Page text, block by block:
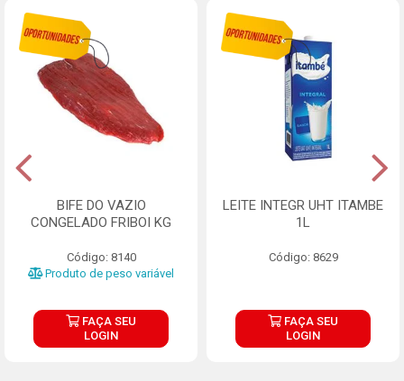
BIFE DO VAZIO
CONGELADO FRIBOI KG
Código: 8140
Produto de peso variável
FAÇA SEU
LOGIN
LEITE INTEGR UHT ITAMBE
1L
Código: 8629
FAÇA SEU
LOGIN